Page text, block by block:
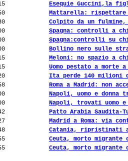
Esequie Guccini,la
Mattarella:
Colpito da un fulmine,
Spagna: controlli a
Spagna:controlli su
Bollino nero sulle
Meloni: no spazio a
Uomo pestato a morte
Ita perde 140 milioni
Roma a Madrid: non
Napoli, uomo e donna
Napoli, trovati uomo e
Patto Arabia Saudita-
Madrid a Roma: via
Catania, ripristinati
Ceuta, morto migrante
Ceuta, morto migrante